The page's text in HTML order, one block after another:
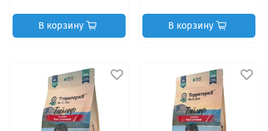
В корзину В корзину